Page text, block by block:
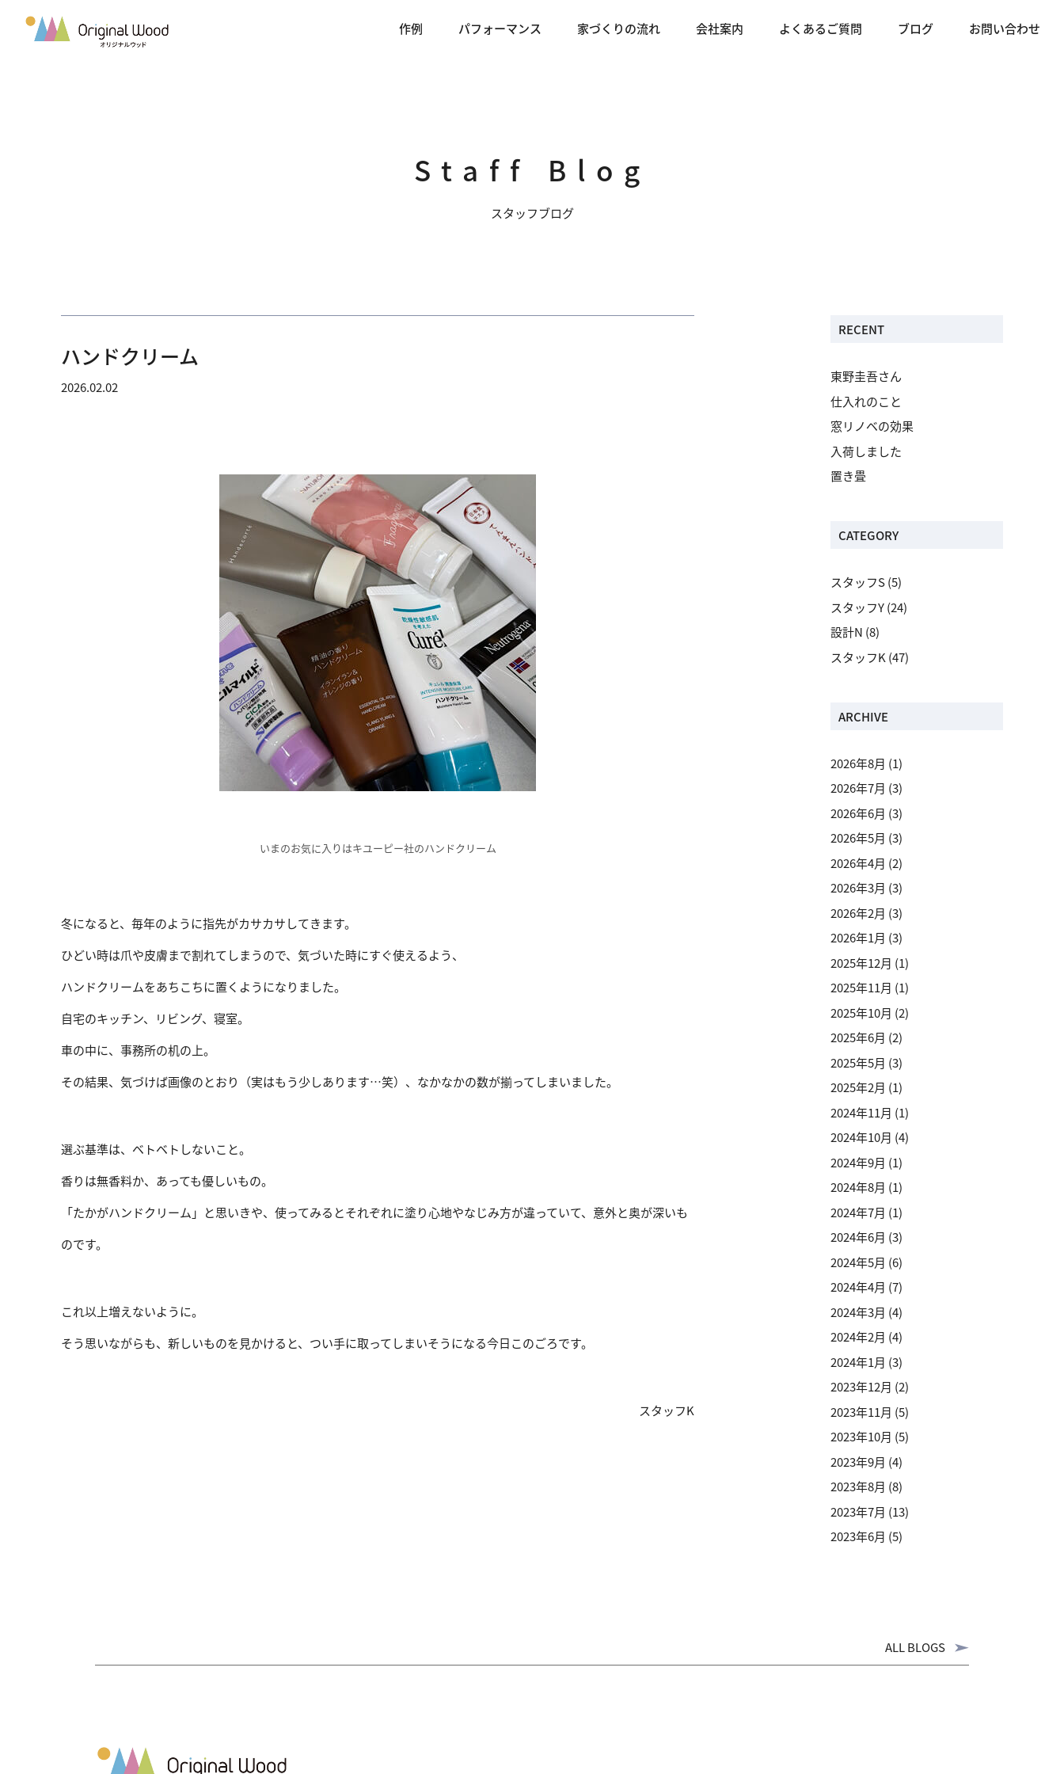
作例 パフォーマンス 家づくりの流れ 会社案内 よくあるご質問 ブログ お問い合わせ
Staff Blog
スタッフブログ
ハンドクリーム
2026.02.02
いまのお気に入りはキユーピー社のハンドクリーム
冬になると、毎年のように指先がカサカサしてきます。
ひどい時は爪や皮膚まで割れてしまうので、気づいた時にすぐ使えるよう、
ハンドクリームをあちこちに置くようになりました。
自宅のキッチン、リビング、寝室。
車の中に、事務所の机の上。
その結果、気づけば画像のとおり（実はもう少しあります…笑）、なかなかの数が揃ってしまいました。
選ぶ基準は、ベトベトしないこと。
香りは無香料か、あっても優しいもの。
「たかがハンドクリーム」と思いきや、使ってみるとそれぞれに塗り心地やなじみ方が違っていて、意外と奥が深いも
のです。
これ以上増えないように。
そう思いながらも、新しいものを見かけると、つい手に取ってしまいそうになる今日このごろです。
スタッフK
RECENT
東野圭吾さん
仕入れのこと
窓リノベの効果
入荷しました
置き畳
CATEGORY
スタッフS(5)
スタッフY(24)
設計N (8)
スタッフK (47)
ARCHIVE
2026年8月 (1)
2026年7月 (3)
2026年6月 (3)
2026年5月 (3)
2026年4月 (2)
2026年3月 (3)
2026年2月 (3)
2026年1月 (3)
2025年12月 (1)
2025年11月 (1)
2025年10月 (2)
2025年6月 (2)
2025年5月 (3)
2025年2月 (1)
2024年11月 (1)
2024年10月 (4)
2024年9月 (1)
2024年8月 (1)
2024年7月 (1)
2024年6月 (3)
2024年5月 (6)
2024年4月 (7)
2024年3月 (4)
2024年2月 (4)
2024年1月 (3)
2023年12月 (2)
2023年11月 (5)
2023年10月 (5)
2023年9月 (4)
2023年8月 (8)
2023年7月 (13)
2023年6月 (5)
ALL BLOGS